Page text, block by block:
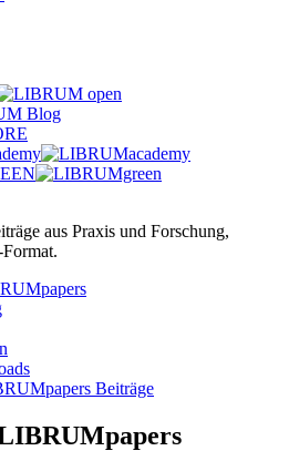
aus Praxis und Forschung,
Beiträge